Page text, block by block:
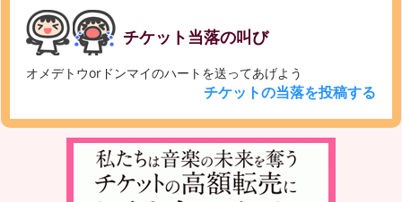
チケット当落の叫び
オメデトウorドンマイのハートを送ってあげよう
チケットの当落を投稿する